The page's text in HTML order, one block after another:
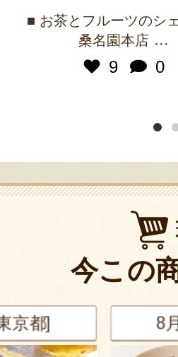
■ お茶とフルーツのシ
桑名園本店 ...
9
0
今この
京都] 8